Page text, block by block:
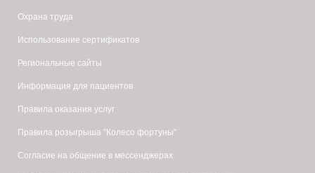
Охрана труда
Использование сертификатов
Региональные сайты
Информация для пациентов
Правила оказания услуг
Правила розыгрыша "Колесо фортуны"
Согласие на общение в мессенджерах